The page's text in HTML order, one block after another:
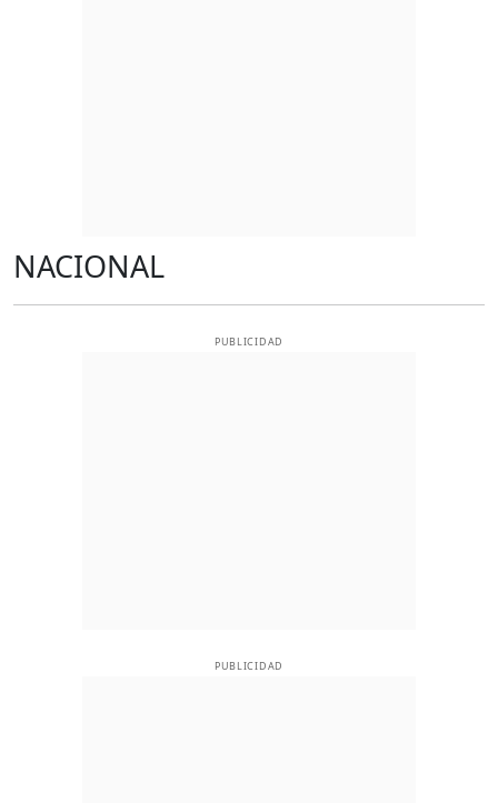
NACIONAL
PUBLICIDAD
PUBLICIDAD